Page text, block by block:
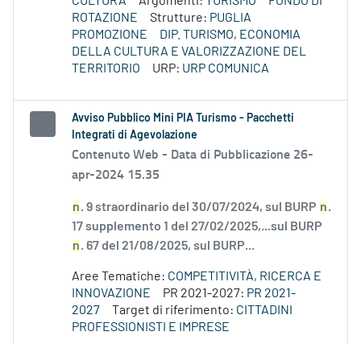
ROTAZIONE
Strutture: PUGLIA
PROMOZIONE
DIP. TURISMO, ECONOMIA
DELLA CULTURA E VALORIZZAZIONE DEL
TERRITORIO
URP: URP COMUNICA
Avviso Pubblico Mini PIA Turismo - Pacchetti
Integrati di Agevolazione
Contenuto Web - Data di Pubblicazione 26-
apr-2024 15.35
n. 9 straordinario del 30/07/2024, sul BURP n.
17 supplemento 1 del 27/02/2025,...sul BURP
n. 67 del 21/08/2025, sul BURP...
Aree Tematiche: COMPETITIVITÀ, RICERCA E
INNOVAZIONE
PR 2021-2027: PR 2021-
2027
Target di riferimento: CITTADINI
PROFESSIONISTI E IMPRESE